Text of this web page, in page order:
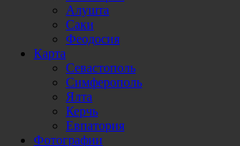
Алушта
Саки
Феодосия
Карта
Севастополь
Симферополь
Ялта
Керчь
Евпатория
Фотографии